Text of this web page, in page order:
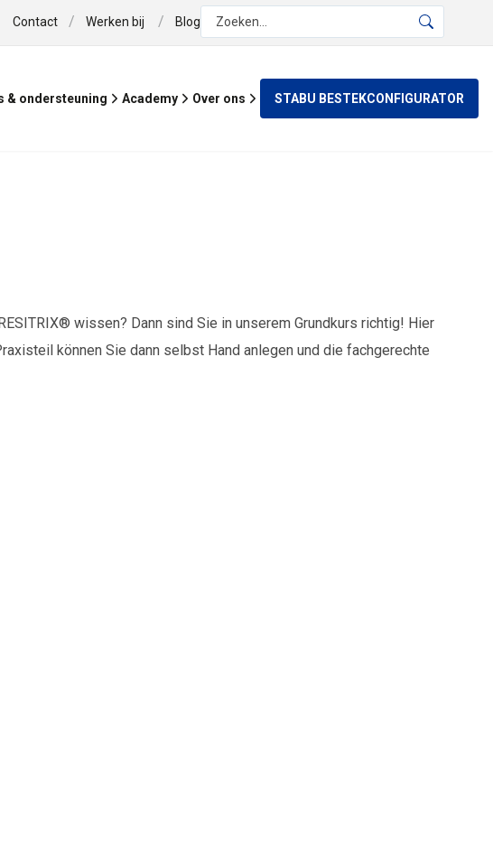
Contact / Werken bij / Blog Zoeken...
& ondersteuning Academy Over ons STABU BESTEKCONFIGURATOR
wissen? Dann sind Sie in unserem Grundkurs richtig! Hier
können Sie dann selbst Hand anlegen und die fachgerechte